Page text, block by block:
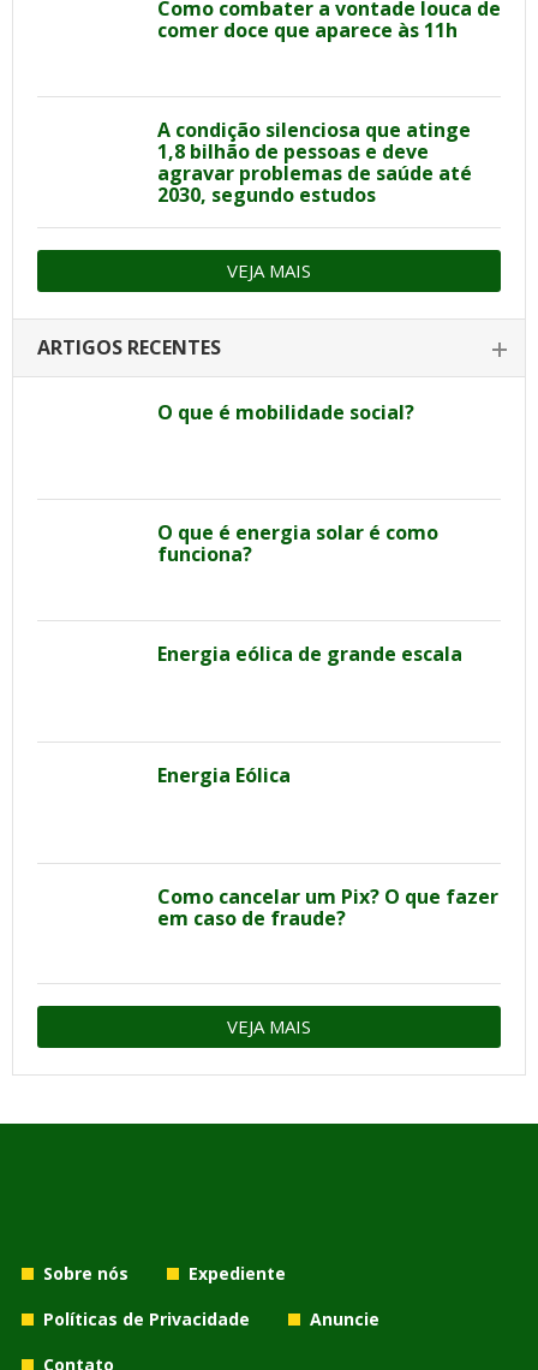
Como combater a vontade louca de
comer doce que aparece às 11h
A condição silenciosa que atinge
1,8 bilhão de pessoas e deve
agravar problemas de saúde até
2030, segundo estudos
VEJA MAIS
ARTIGOS RECENTES
O que é mobilidade social?
O que é energia solar é como
funciona?
Energia eólica de grande escala
Energia Eólica
Como cancelar um Pix? O que fazer
em caso de fraude?
VEJA MAIS
Sobre nós
Expediente
Políticas de Privacidade
Anuncie
Contato